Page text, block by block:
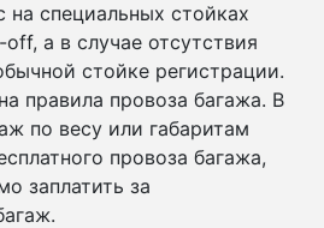
на специальных стойках
а в случае отсутствия
стойке регистрации.
правила провоза багажа. В
по весу или габаритам
провоза багажа,
заплатить за